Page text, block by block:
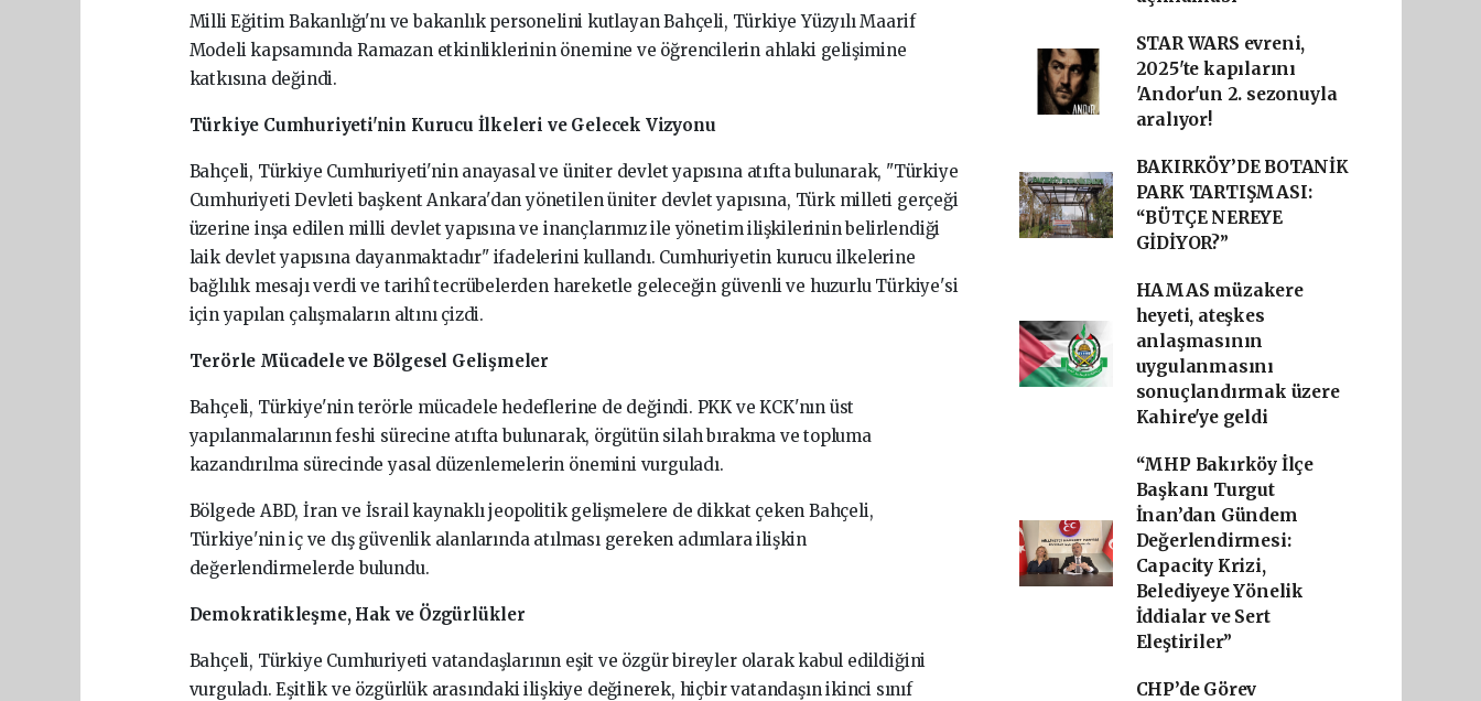
MilliEğitimBakanlığı'nı vebakanlık personelini kutlayanBahçeli, TürkiyeYüzyılıMaarif
ModelikapsamındaRamazan etkinliklerinin önemine ve öğrencilerin ahlaki gelişimine
katkısına değindi.
Türkiye Cumhuriyeti'nin Kurucu İlkeleri ve Gelecek Vizyonu
Bahçeli, Türkiye Cumhuriyeti'nin anayasalve üniter devletyapısına atıftabulunarak, "Türkiye
CumhuriyetiDevletibaşkentAnkara'danyönetilenüniter devletyapısına, Türk milleti gerçeği
üzerine inşa edilen milli devletyapısınave inançlarımızileyönetimilişkilerininbelirlendiği
laik devletyapısına dayanmaktadır" ifadelerinikullandı. Cumhuriyetin kurucu ilkelerine
bağlılık mesajıverdive tarihîtecrübelerden hareketle geleceğin güvenlive huzurlu Türkiye'si
içinyapılan çalışmaların altını çizdi.
Terörle Mücadeleve Bölgesel Gelişmeler
Bahçeli, Türkiye'nin terörle mücadelehedeflerine de değindi. PKK veKCK'nın üst
yapılanmalarınınfeshi sürecine atıftabulunarak, örgütün silahbırakma vetopluma
kazandırılma sürecindeyasal düzenlemelerin önemini vurguladı.
Bölgede ABD,İranve İsrailkaynaklıjeopolitik gelişmelere de dikkat çeken Bahçeli,
Türkiye'niniç ve dış güvenlik alanlarında atılması gereken adımlarailişkin
değerlendirmelerdebulundu.
Demokratikleşme, Hak ve Özgürlükler
Bahçeli, Türkiye Cumhuriyeti vatandaşlarının eşit ve özgürbireyler olarakkabul edildiğini
vurguladı.Eşitlik ve özgürlük arasındakiilişkiye değinerek, hiçbirvatandaşınikinci sınıf
STAR WARS evreni,
2025'te kapılarını
'Andor'un 2. sezonuyla
aralıyor!
BAKIRKÖY’DE BOTANİK
PARK TARTIŞMASI:
“BÜTÇE NEREYE
GİDİYOR?”
HAMAS müzakere
heyeti, ateşkes
anlaşmasının
uygulanmasını
sonuçlandırmak üzere
Kahire'ye geldi
“MHP Bakırköy İlçe
Başkanı Turgut
İnan’dan Gündem
Değerlendirmesi:
Capacity Krizi,
Belediyeye Yönelik
İddialar ve Sert
Eleştiriler”
CHP’de Görev